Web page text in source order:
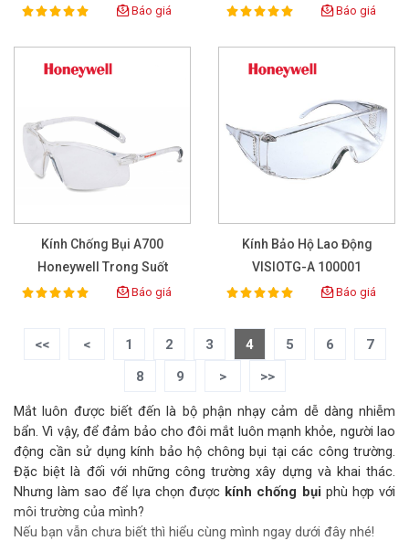
Rating:
100% Báo giá Rating:
100% Báo giá
Kính Chống Bụi A700
Honeywell Trong Suốt
Rating:
100% Báo giá
Kính Bảo Hộ Lao Động
VISIOTG-A 100001
Rating:
100% Báo giá
<< < 1 2 3 4 5 6
7
8
9 > >>
Mắt luôn được biết đến là bộ phận nhạy cảm dễ dàng nhiễm
bẩn. Vì vậy, để đảm bảo cho đôi mắt luôn mạnh khỏe, người lao
động cần sử dụng kính bảo hộ chông bụi tại các công trường.
Đặc biệt là đối với những công trường xây dựng và khai thác.
Nhưng làm sao để lựa chọn được kính chống bụi phù hợp với
môi trường của mình?
Nếu bạn vẫn chưa biết thì hiểu cùng mình ngay dưới đây nhé!